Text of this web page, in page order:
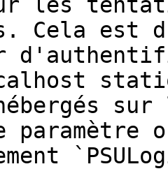
Cela est